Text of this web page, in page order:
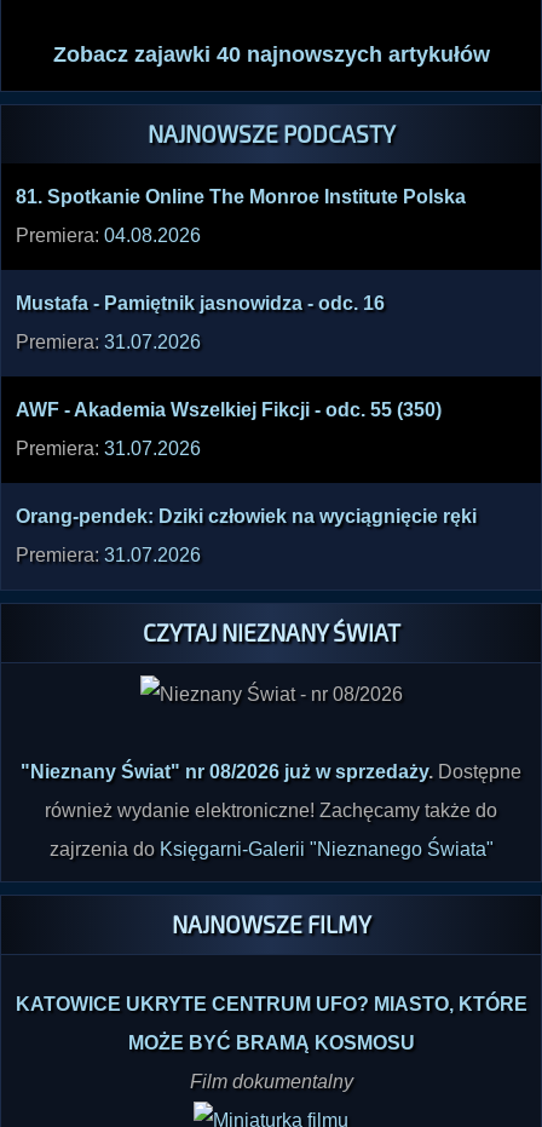
NAJNOWSZE PODCASTY
81. Spotk­anie Onlin­e The Monro­e Insti­tute Polsk­a
Premiera: 04.08.2026
Musta­fa - Pamię­tnik jasno­widza - odc. 16
Premiera: 31.07.2026
AWF - Akade­mia Wszel­kiej Fikcj­i - odc. 55 (350)
Premiera: 31.07.2026
Orang­-pend­ek: Dziki człow­iek na wycią­gnięc­ie ręki
Premiera: 31.07.2026
CZYTAJ NIEZNANY ŚWIAT
"Nieznany Świat" nr 08/2026 już w sprzedaży. Dostępne
również wydanie elektroniczne! Zachęcamy także do
zajrzenia do Księgarni-Galerii "Nieznanego Świata"
NAJNOWSZE FILMY
KATOWICE UKRYTE CENTRUM UFO? MIASTO, KTÓRE
MOŻE BYĆ BRAMĄ KOSMOSU
Film dokumentalny
Zobacz zajawki 40 najnowszych artykułów